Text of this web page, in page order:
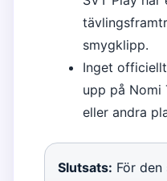
smygklipp.
Inget
upp på Nomi
eller andra
Slutsats: För